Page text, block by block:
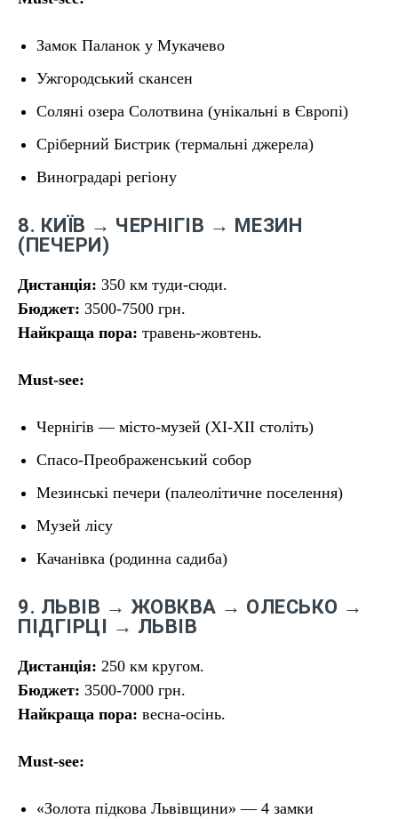
Замок Паланок у Мукачево
Ужгородський скансен
Соляні озера Солотвина (унікальні в Європі)
Сріберний Бистрик (термальні джерела)
Виноградарі регіону
8. КИЇВ → ЧЕРНІГІВ → МЕЗИН
(ПЕЧЕРИ)
Дистанція: 350 км туди-сюди.
Бюджет: 3500-7500 грн.
Найкраща пора: травень-жовтень.
Must-see:
Чернігів — місто-музей (XI-XII століть)
Спасо-Преображенський собор
Мезинські печери (палеолітичне поселення)
Музей лісу
Качанівка (родинна садиба)
9. ЛЬВІВ → ЖОВКВА → ОЛЕСЬКО →
ПІДГІРЦІ → ЛЬВІВ
Дистанція: 250 км кругом.
Бюджет: 3500-7000 грн.
Найкраща пора: весна-осінь.
Must-see:
«Золота підкова Львівщини» — 4 замки